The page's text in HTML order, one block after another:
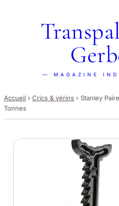
— MAGAZINE
Accueil › Crics & vérins › Stanley
Tonnes